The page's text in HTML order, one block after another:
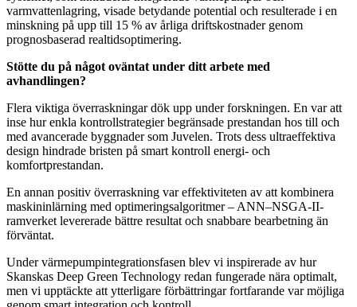
varmvattenlagring, visade betydande potential och resulterade i en
minskning på upp till 15 % av årliga driftskostnader genom
prognosbaserad realtidsoptimering.
Stötte du på något oväntat under ditt arbete med
avhandlingen?
Flera viktiga överraskningar dök upp under forskningen. En var att
inse hur enkla kontrollstrategier begränsade prestandan hos till och
med avancerade byggnader som Juvelen. Trots dess ultraeffektiva
design hindrade bristen på smart kontroll energi- och
komfortprestandan.
En annan positiv överraskning var effektiviteten av att kombinera
maskininlärning med optimeringsalgoritmer – ANN–NSGA-II-
ramverket levererade bättre resultat och snabbare bearbetning än
förväntat.
Under värmepumpintegrationsfasen blev vi inspirerade av hur
Skanskas Deep Green Technology redan fungerade nära optimalt,
men vi upptäckte att ytterligare förbättringar fortfarande var möjliga